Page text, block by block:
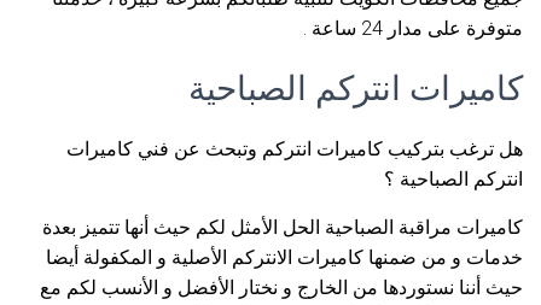
متوفرة على مدار 24 ساعة .
كاميرات انتركم الصباحية
هل ترغب بتركيب كاميرات انتركم وتبحث عن فني كاميرات
انتركم الصباحية ؟
كاميرات مراقبة الصباحية الحل الأمثل لكم حيث أنها تتميز بعدة
خدمات و من ضمنها كاميرات الانتركم الأصلية و المكفولة أيضا
حيث أننا نستوردها من الخارج و نختار الأفضل و الأنسب لكم مع